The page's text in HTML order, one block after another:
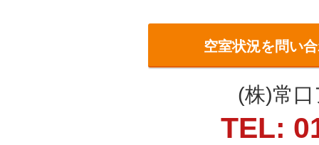
空室状況を問い
(株)常
TEL: